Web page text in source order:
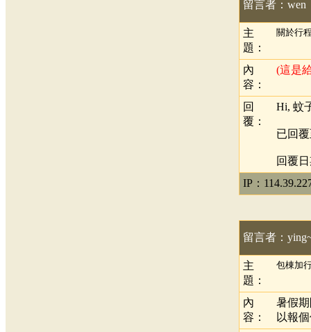
留言者：wen
主
題：
關於行
內
容：
(這是
回
覆：
Hi, 蚊
已回
回覆日
IP：
留言者：
主
題：
包棟加
內
容：
暑假
以報